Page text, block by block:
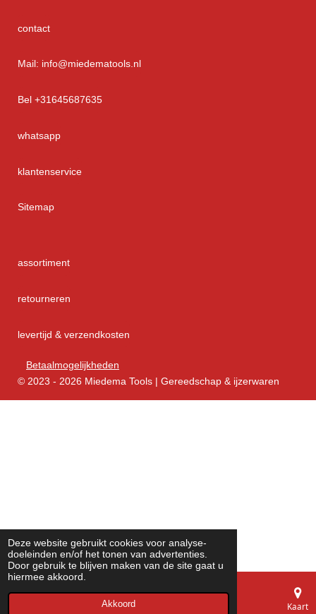
Deze website gebruikt cookies voor analyse-
doeleinden en/of het tonen van advertenties.
Door gebruik te blijven maken van de site gaat u
hiermee akkoord.
Akkoord
contact
Mail: info@miedematools.nl
Bel +31645687635
whatsapp
klantenservice
Sitemap
assortiment
retourneren
levertijd & verzendkosten
Betaalmogelijkheden
© 2023 - 2026 Miedema Tools | Gereedschap & ijzerwaren
Kaart